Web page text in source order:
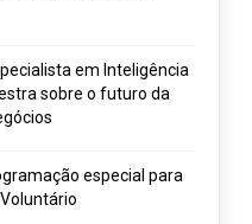
em Inteligência
sobre o futuro da
especial para